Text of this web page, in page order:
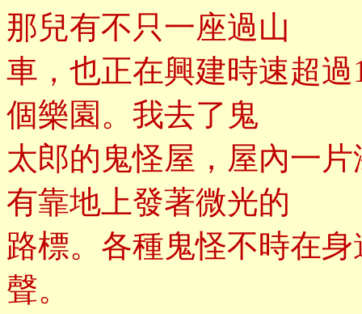
那兒有不只一座過山
車，也正在興建時速超
個樂園。我去了鬼
太郎的鬼怪屋，屋內一
有靠地上發著微光的
路標。各種鬼怪不時在
聲。